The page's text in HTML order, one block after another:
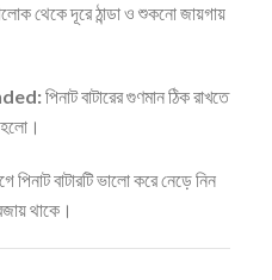
থেকে দূরে ঠান্ডা ও শুকনো জায়গায়
পিনাট বাটারের গুণমান ঠিক রাখতে
হলো।
পিনাট বাটারটি ভালো করে নেড়ে নিন
থাকে।